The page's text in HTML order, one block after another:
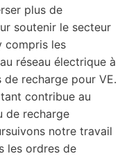
plus de
soutenir le secteur
compris les
réseau électrique à
de recharge pour VE.
contribue au
de recharge
notre travail
les ordres de